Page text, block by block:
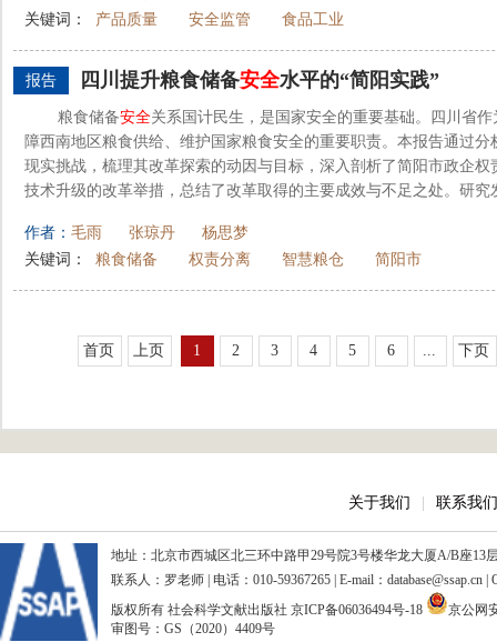
关键词：
产品质量 安全监管 食品工业
报告 四川提升粮食储备安全水平的“简阳实践”
粮食储备安全关系国计民生，是国家安全的重要基础。四川省
障西南地区粮食供给、维护国家粮食安全的重要职责。本报告通过
现实挑战，梳理其改革探索的动因与目标，深入剖析了简阳市政企
技术升级的改革举措，总结了改革取得的主要成效与不足之处。研
作者： 毛雨 张琼丹
杨思梦
关键词：
粮食储备 权责分离 智慧粮仓 简阳市
首页 上页 1 2 3 4 5 6 ... 下页
关于我们 联系我们
地址：北京市西城区北三环中路甲29号院3号楼华龙大厦A/B座13
联系人：罗老师 | 电话：010-59367265 | E-mail：database@ssap.cn
版权所有 社会科学文献出版社 京ICP备06036494号-18
京公网
审图号：GS（2020）4409号